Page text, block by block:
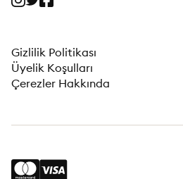
Gizlilik Politikası
Üyelik Koşulları
Çerezler Hakkında